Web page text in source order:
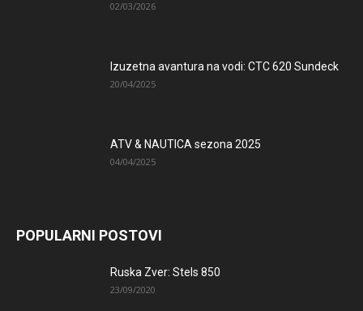
02/03/2026
Izuzetna avantura na vodi: CTC 620 Sundeck
20/04/2025
ATV & NAUTICA sezona 2025
04/04/2025
POPULARNI POSTOVI
Ruska Zver: Stels 850
23/09/2020